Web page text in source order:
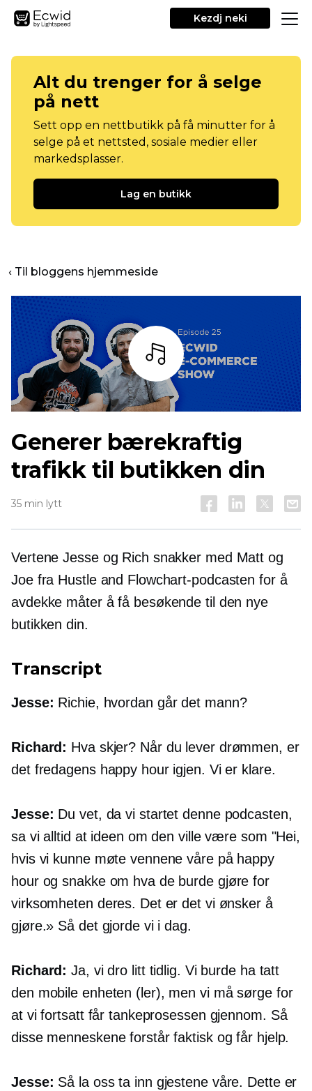
Kezdj neki
Alt du trenger for å selge
på nett
Sett opp en nettbutikk på få minutter for å
selge på et nettsted, sosiale medier eller
markedsplasser.
Lag en butikk
‹ Til bloggens hjemmeside
Lytt
Generer bærekraftig
trafikk til butikken din
35 min lytt
Vertene Jesse og Rich snakker med Matt og
Joe fra Hustle and Flowchart-podcasten for å
avdekke måter å få besøkende til den nye
butikken din.
Transcript
Jesse: Richie, hvordan går det mann?
Richard: Hva skjer? Når du lever drømmen, er
det fredagens happy hour igjen. Vi er klare.
Jesse: Du vet, da vi startet denne podcasten,
sa vi alltid at ideen om den ville være som "Hei,
hvis vi kunne møte vennene våre på happy
hour og snakke om hva de burde gjøre for
virksomheten deres. Det er det vi ønsker å
gjøre.» Så det gjorde vi i dag.
Richard: Ja, vi dro litt tidlig. Vi burde ha tatt
den mobile enheten (ler), men vi må sørge for
at vi fortsatt får tankeprosessen gjennom. Så
disse menneskene forstår faktisk og får hjelp.
Jesse: Så la oss ta inn gjestene våre. Dette er